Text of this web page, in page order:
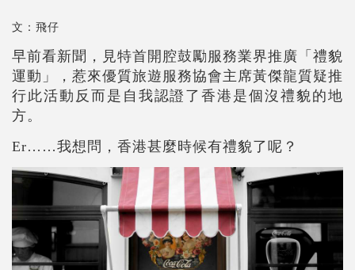
文：飛仔
早前看新聞，見特首開腔鼓勵服務業界推廣「禮貌
運動」，惹來優質旅遊服務協會主席黃傑龍質疑推
行此活動反而是自我認證了香港是個沒禮貌的地
方。
Er……我想問，香港甚麼時候有禮貌了呢？